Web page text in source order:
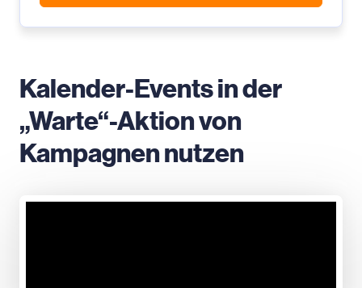
Kalender-Events in der
„Warte“-Aktion von
Kampagnen nutzen